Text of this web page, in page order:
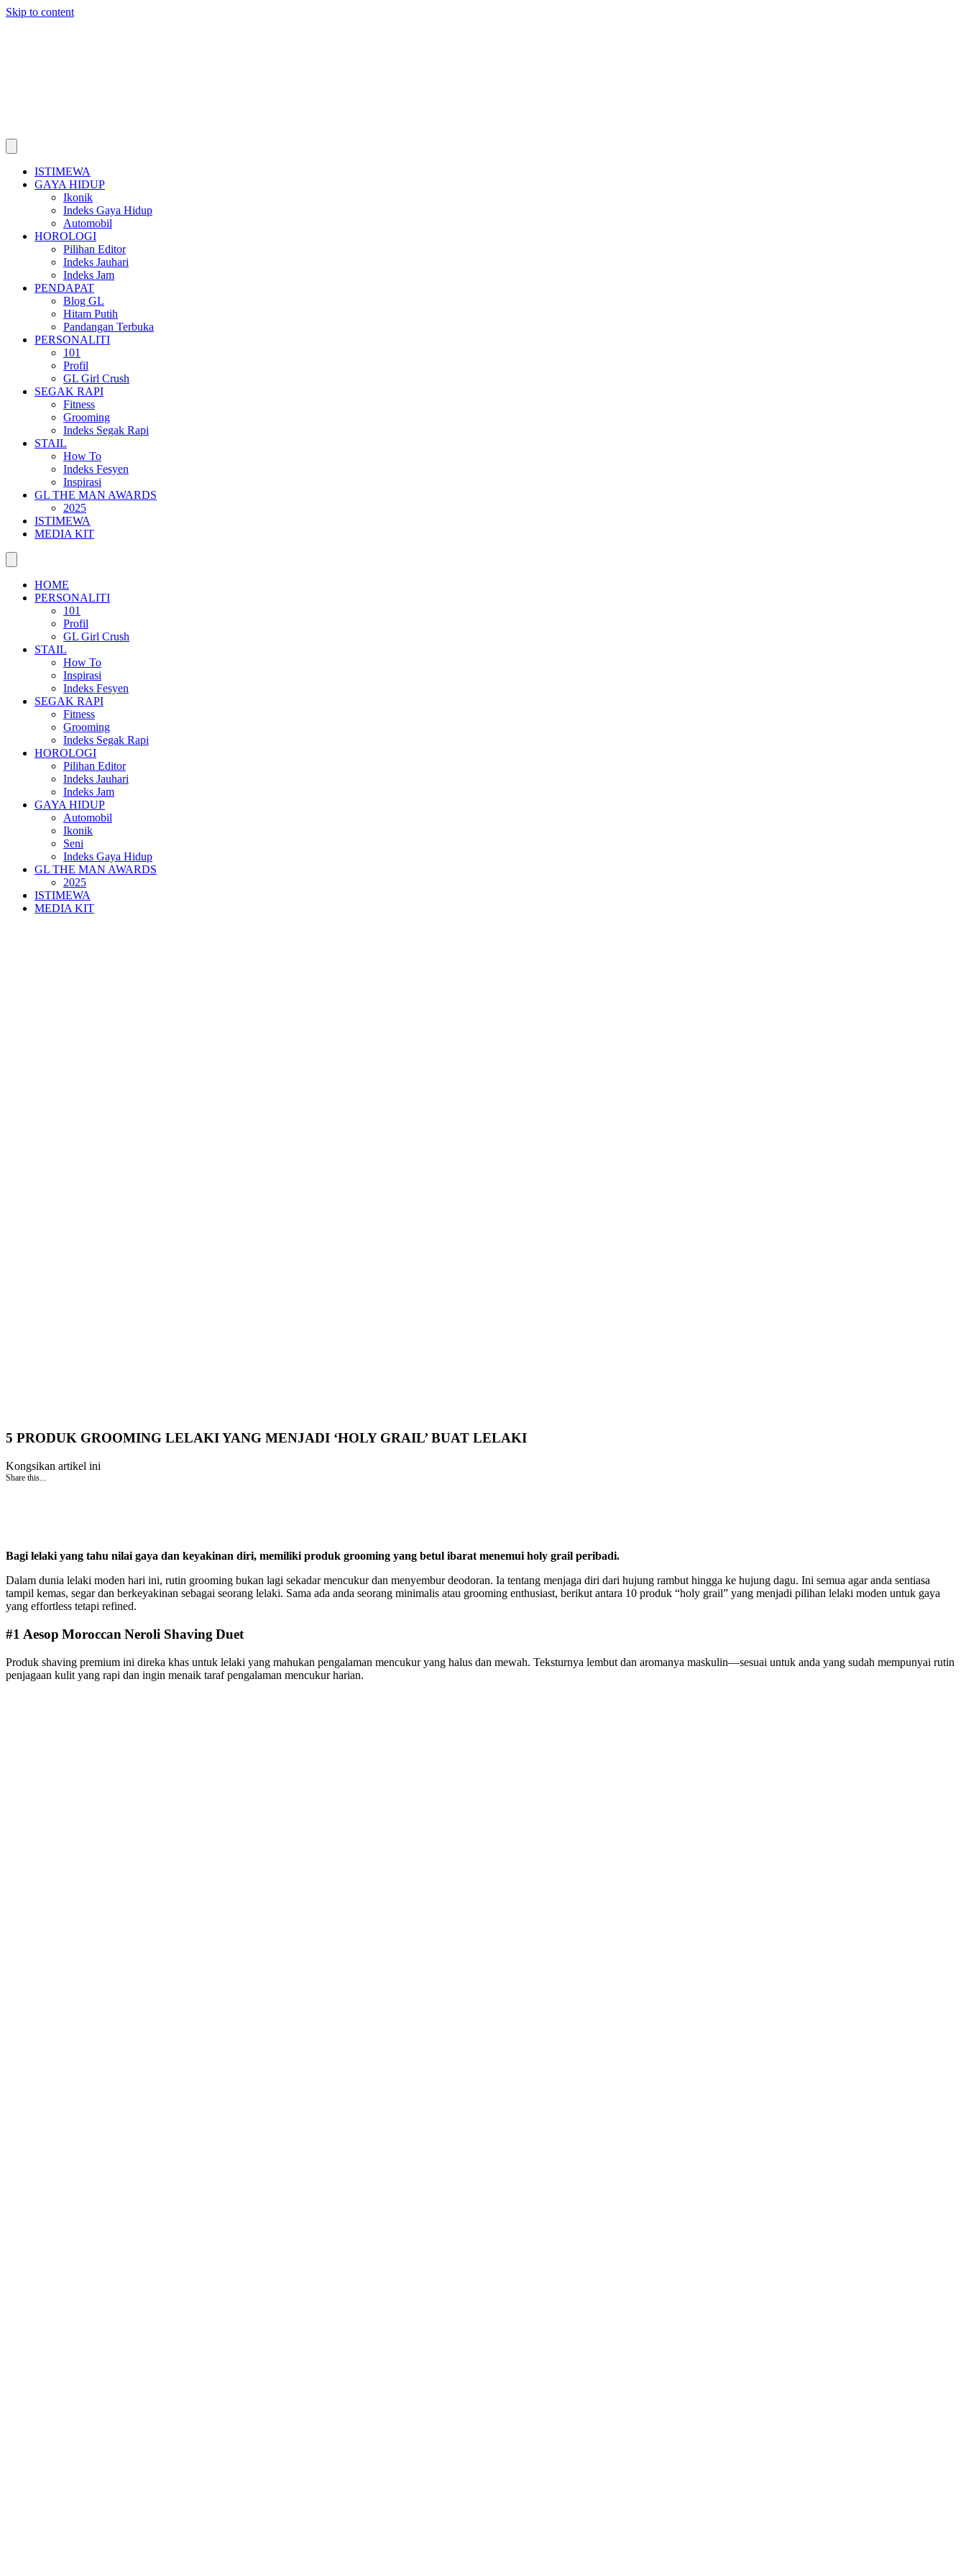
Skip to content
ISTIMEWA
GAYA HIDUP
Ikonik
Indeks Gaya Hidup
Automobil
HOROLOGI
Pilihan Editor
Indeks Jauhari
Indeks Jam
PENDAPAT
Blog GL
Hitam Putih
Pandangan Terbuka
PERSONALITI
101
Profil
GL Girl Crush
SEGAK RAPI
Fitness
Grooming
Indeks Segak Rapi
STAIL
How To
Indeks Fesyen
Inspirasi
GL THE MAN AWARDS
2025
ISTIMEWA
MEDIA KIT
HOME
PERSONALITI
101
Profil
GL Girl Crush
STAIL
How To
Inspirasi
Indeks Fesyen
SEGAK RAPI
Fitness
Grooming
Indeks Segak Rapi
HOROLOGI
Pilihan Editor
Indeks Jauhari
Indeks Jam
GAYA HIDUP
Automobil
Ikonik
Seni
Indeks Gaya Hidup
GL THE MAN AWARDS
2025
ISTIMEWA
MEDIA KIT
5 PRODUK GROOMING LELAKI YANG MENJADI ‘HOLY GRAIL’ BUAT LELAKI
Kongsikan artikel ini
Share this...
Bagi lelaki yang tahu nilai gaya dan keyakinan diri, memiliki produk grooming yang betul ibarat menemui holy grail peribadi.
Dalam dunia lelaki moden hari ini, rutin grooming bukan lagi sekadar mencukur dan menyembur deodoran. Ia tentang menjaga diri dari hujung rambut hingga ke hujung dagu. Ini semua agar anda sentiasa
tampil kemas, segar dan berkeyakinan sebagai seorang lelaki. Sama ada anda seorang minimalis atau grooming enthusiast, berikut antara 10 produk “holy grail” yang menjadi pilihan lelaki moden untuk gaya
yang effortless tetapi refined.
#1 Aesop Moroccan Neroli Shaving Duet
Produk shaving premium ini direka khas untuk lelaki yang mahukan pengalaman mencukur yang halus dan mewah. Teksturnya lembut dan aromanya maskulin—sesuai untuk anda yang sudah mempunyai rutin
penjagaan kulit yang rapi dan ingin menaik taraf pengalaman mencukur harian.